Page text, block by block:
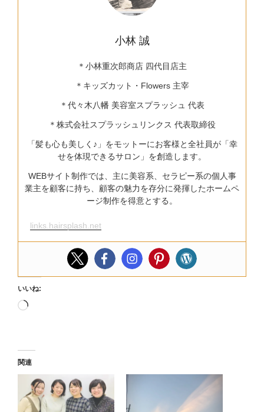
小林 誠
＊小林重次郎商店 四代目店主
＊キッズカット・Flowers 主宰
＊代々木八幡 美容室スプラッシュ 代表
＊株式会社スプラッシュリンクス 代表取締役
「髪も心も美しく♪」をモットーにお客様と全社員が「幸
せを体現できるサロン」を創造します。
WEBサイト制作では、主に美容系、セラピー系の個人事
業主を顧客に持ち、顧客の魅力を存分に発揮したホームペ
ージ制作を得意とする。
links.hairsplash.net
いいね:
読
み
中…
関連